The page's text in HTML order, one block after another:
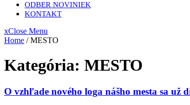
ODBER NOVINIEK
KONTAKT
xClose Menu
Home /MESTO
Kategória: MESTO
O vzhľade nového loga nášho mesta sa